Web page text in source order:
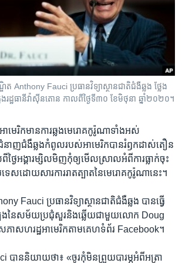
ត Anthony Fauci ប្រធានវិទ្យាស្ថានជាតិជំងឺឆ្លង ថ្លែង
រដ្ឋធានីវ៉ាស៊ីនតោន កាលពីថ្ងៃទី៣០ ខែមិថុនា ឆ្នាំ២០២០។
េរិកមានការឆ្លងមេរោគកូរ៉ូណាទាំងអស់
ាញជំងឺឆ្លងកំពូលរបស់អាមេរិកបានរំឭកដាស់តឿន
ថ្ងៃអង្គារម្សិលមិញកុំឲ្យមើលស្រាលអំពីការធ្លាក់ចុះ
រទេសដោយសារការរាតត្បាតនៃមេរោគកូរ៉ូណានេះ។
Fauci ប្រធានវិទ្យាស្ថានជាតិជំងឺឆ្លង បានធ្វើ
នៃសម័យប្រជុំសួរនិងឆ្លើយជាមួយលោក Doug
ភាសហរដ្ឋអាមេរិកតាមគេហទំព័រ Facebook។
បាននិយាយថា៖ «ចូរកុំមិនព្រួយបារម្ភអំពីអត្រា